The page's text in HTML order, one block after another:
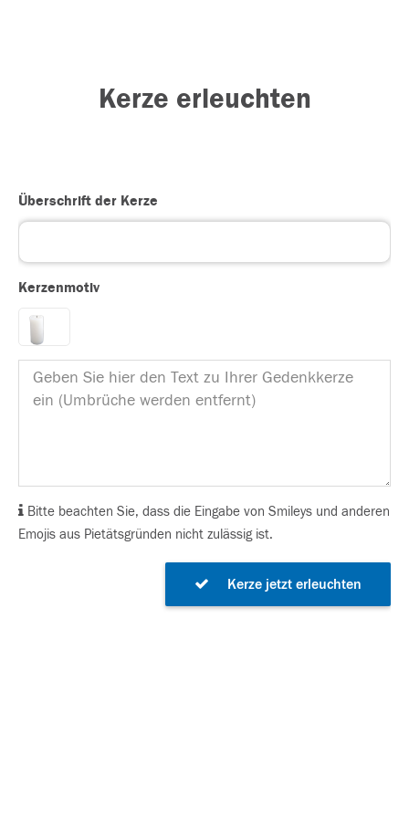
Kerze erleuchten
Überschrift der Kerze
Kerzenmotiv
Bitte beachten Sie, dass die Eingabe von Smileys und anderen
Emojis aus Pietätsgründen nicht zulässig ist.
Kerze jetzt erleuchten